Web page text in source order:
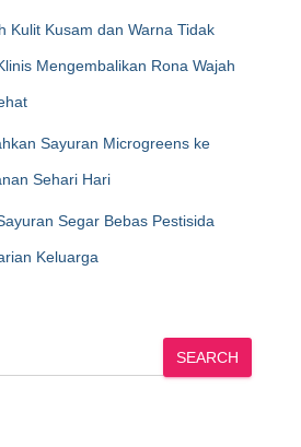
Kulit Kusam dan Warna Tidak
Mengembalikan Rona Wajah
Sayuran Microgreens ke
Sehari Hari
Segar Bebas Pestisida
Keluarga
SEARCH